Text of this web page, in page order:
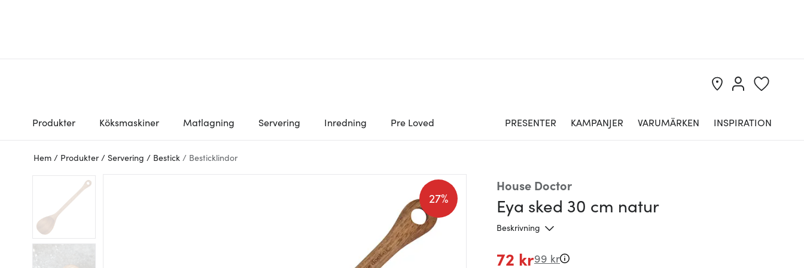
Produkter Köksmaskiner Matlagning Servering Inredning Pre Loved PRESENTER KAMPANJER VARUMÄRKEN INSPIRATION
Hem / Produkter / Servering / Bestick / Besticklindor
House Doctor
Eya sked 30 cm natur
Beskrivning
27%
72 kr99 kr